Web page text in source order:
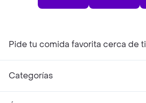
Pide tu comida favorita cerca de ti
Categorías